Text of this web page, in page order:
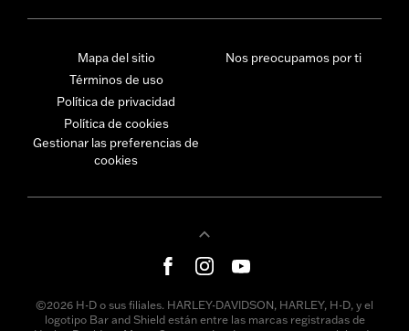
Mapa del sitio
Términos de uso
Política de privacidad
Política de cookies
Gestionar las preferencias de
cookies
Nos preocupamos por ti
©2026 H-D o sus filiales. HARLEY-DAVIDSON, HARLEY, H-D, y el
logotipo Bar and Shield están entre las marcas registradas de